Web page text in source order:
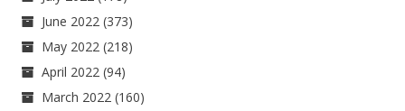
June 2022 (373)
May 2022 (218)
April 2022 (94)
March 2022 (160)